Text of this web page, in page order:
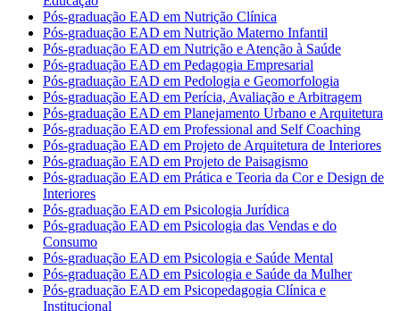
Pós-graduação EAD em Nutrição Clínica
Pós-graduação EAD em Nutrição Materno Infantil
Pós-graduação EAD em Nutrição e Atenção à Saúde
Pós-graduação EAD em Pedagogia Empresarial
Pós-graduação EAD em Pedologia e Geomorfologia
Pós-graduação EAD em Perícia, Avaliação e Arbitragem
Pós-graduação EAD em Planejamento Urbano e Arquitetura
Pós-graduação EAD em Professional and Self Coaching
Pós-graduação EAD em Projeto de Arquitetura de Interiores
Pós-graduação EAD em Projeto de Paisagismo
Pós-graduação EAD em Prática e Teoria da Cor e Design de
Interiores
Pós-graduação EAD em Psicologia Jurídica
Pós-graduação EAD em Psicologia das Vendas e do
Consumo
Pós-graduação EAD em Psicologia e Saúde Mental
Pós-graduação EAD em Psicologia e Saúde da Mulher
Pós-graduação EAD em Psicopedagogia Clínica e
Institucional